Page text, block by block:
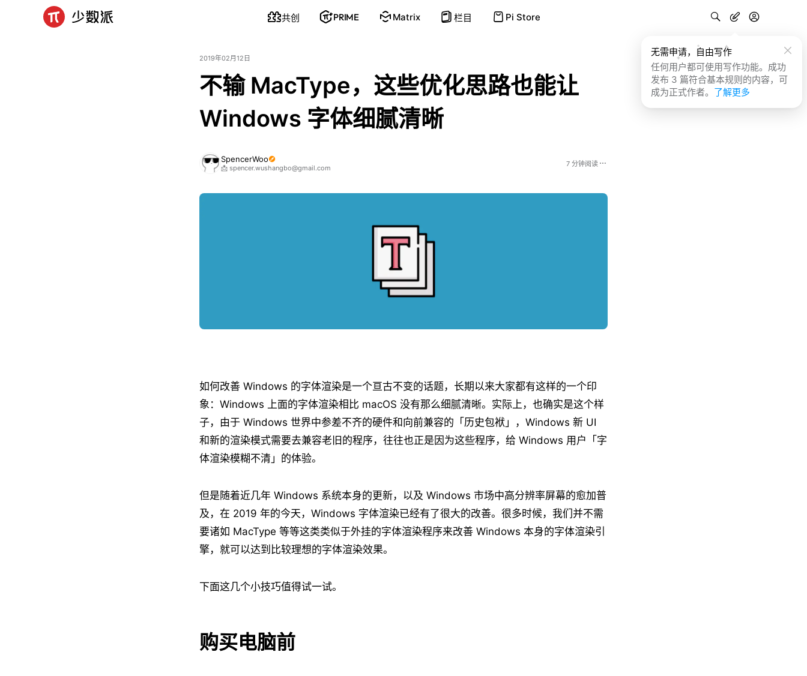
共创 PRIME Matrix 栏目 Pi Store
无需申请，自由写作
任何用户都可使用写作功能。成功
发布 3 篇符合基本规则的内容，可
成为正式作者。 了解更多
2019年02月12日
不输 MacType，这些优化思路也能让
Windows 字体细腻清晰
SpencerWoo
📩 spencer.wushangbo@gmail.com 7 分钟阅读
如何改善 Windows 的字体渲染是一个亘古不变的话题，长期以来大家都有这样的一个印
象：Windows 上面的字体渲染相比 macOS 没有那么细腻清晰。实际上，也确实是这个样
子，由于 Windows 世界中参差不齐的硬件和向前兼容的「历史包袱」，Windows 新 UI
和新的渲染模式需要去兼容老旧的程序，往往也正是因为这些程序，给 Windows 用户「字
体渲染模糊不清」的体验。
但是随着近几年 Windows 系统本身的更新，以及 Windows 市场中高分辨率屏幕的愈加普
及，在 2019 年的今天，Windows 字体渲染已经有了很大的改善。很多时候，我们并不需
要诸如 MacType 等等这类类似于外挂的字体渲染程序来改善 Windows 本身的字体渲染引
擎，就可以达到比较理想的字体渲染效果。
下面这几个小技巧值得试一试。
购买电脑前